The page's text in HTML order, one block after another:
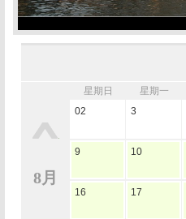
8月
星期日 星期一
02
3
9 10
16 17